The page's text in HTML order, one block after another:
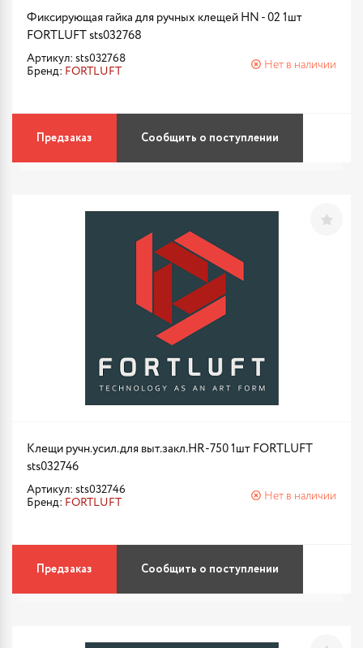
Фиксирующая гайка для ручных клещей HN - 02 1шт
FORTLUFT sts032768
Артикул: sts032768
Бренд: FORTLUFT
Нет в наличии
Предзаказ Сообщить о поступлении
Клещи ручн.усил.для выт.закл.HR-750 1шт FORTLUFT
sts032746
Артикул: sts032746
Бренд: FORTLUFT
Нет в наличии
Предзаказ Сообщить о поступлении